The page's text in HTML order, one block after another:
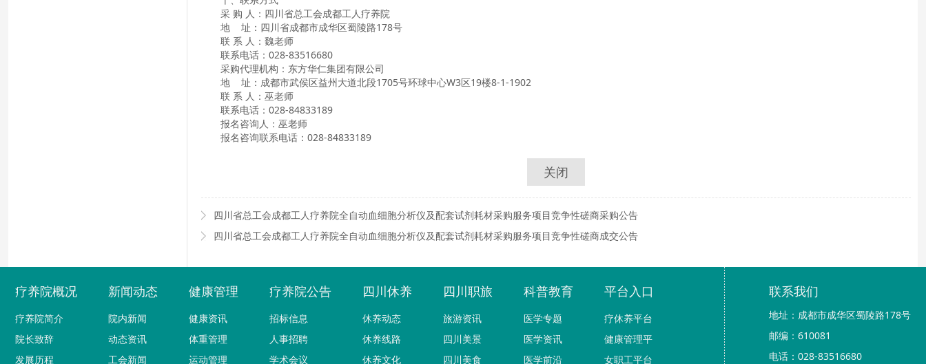
采 购 人： 四川省总工会成都工人疗养院
地 址： 四川省成都市成华区蜀陵路178号
联 系 人：魏老师
联系电话：028-83516680
采购代理机构：东方华仁集团有限公司
地 址： 成都市武侯区益州大道北段1705号环球中心W3区19楼8-1-1902
联 系 人： 巫老师
联系电话：028-84833189
报名咨询人：巫老师
报名咨询联系电话：028-84833189
关闭
四川省总工会成都工人疗养院全自动血细胞分析仪及配套试剂耗材采购服务项目竞争性磋商采购公告
四川省总工会成都工人疗养院全自动血细胞分析仪及配套试剂耗材采购服务项目竞争性磋商成交公告
疗养院概况
疗养院简介
院长致辞
发展历程
新闻动态
院内新闻
动态资讯
工会新闻
健康管理
健康资讯
体重管理
运动管理
疗养院公告
招标信息
人事招聘
学术会议
四川休养
休养动态
休养线路
休养文化
四川职旅
旅游资讯
四川美景
四川美食
科普教育
医学专题
医学资讯
医学前沿
平台入口
疗休养平台
健康管理平
女职工平台
联系我们
地址：成都市成华区蜀陵路178号
邮编：610081
电话：028-83516680